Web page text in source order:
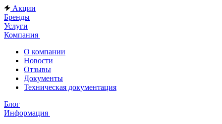
Акции
Бренды
Услуги
Компания
О компании
Новости
Отзывы
Документы
Техническая документация
Блог
Информация